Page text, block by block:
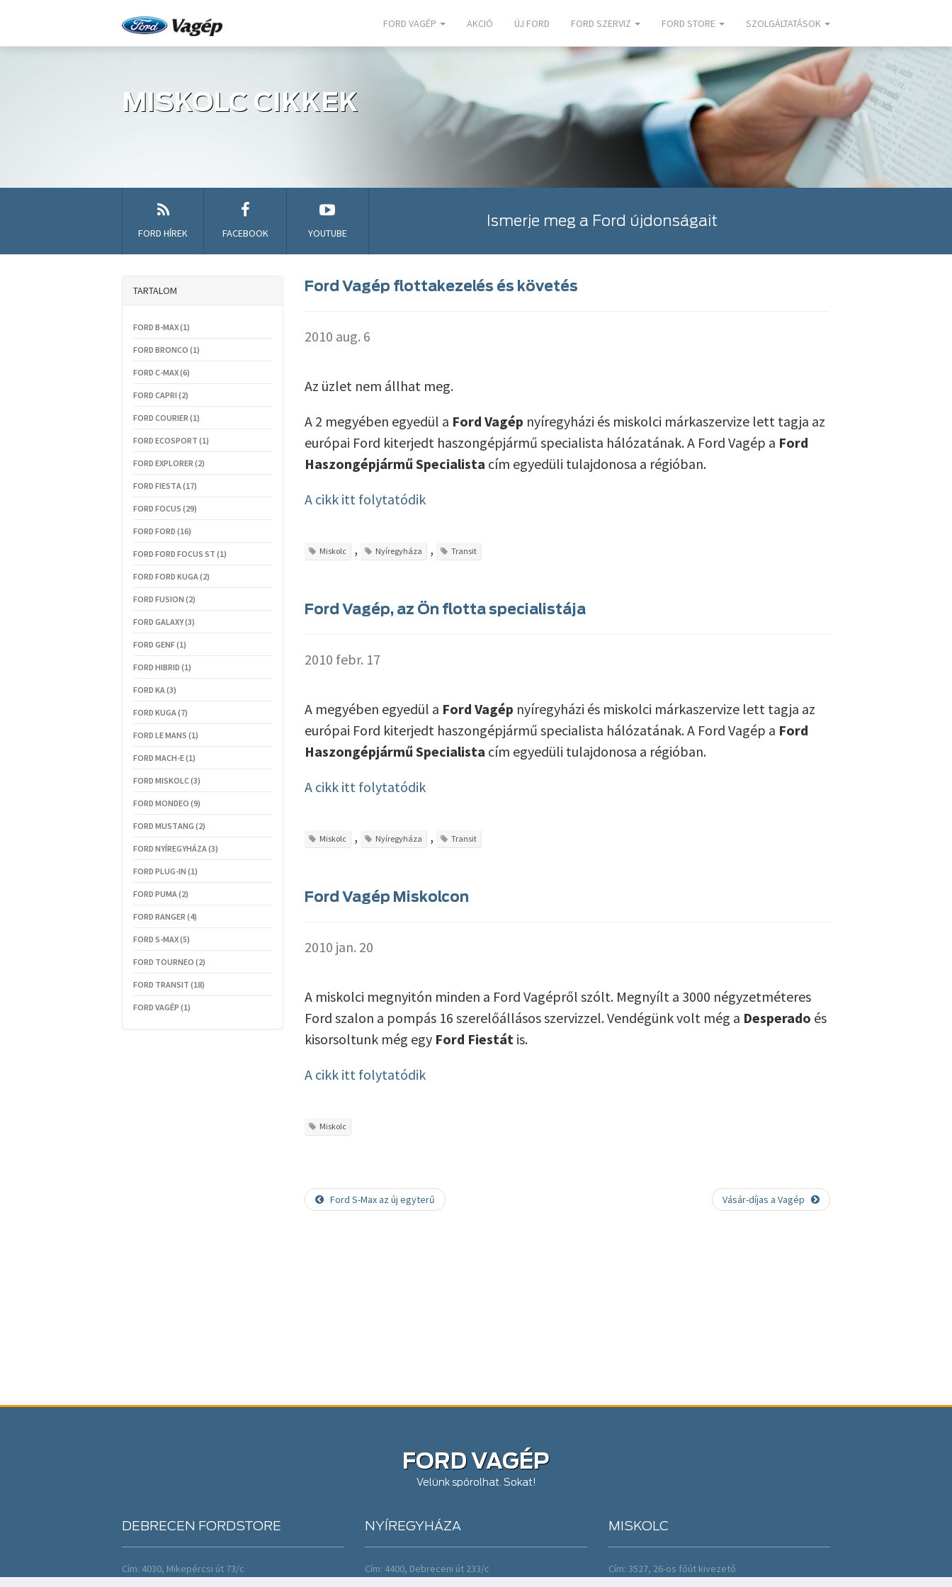
FORD VAGÉP AKCIÓ ÚJ FORD FORD SZERVIZ FORD STORE SZOLGÁLTATÁSOK
MISKOLC CIKKEK
FORD HÍREK FACEBOOK YOUTUBE
Ismerje meg a Ford újdonságait
TARTALOM
FORD B-MAX (1)
FORD BRONCO (1)
FORD C-MAX (6)
FORD CAPRI (2)
FORD COURIER (1)
FORD ECOSPORT (1)
FORD EXPLORER (2)
FORD FIESTA (17)
FORD FOCUS (29)
FORD FORD (16)
FORD FORD FOCUS ST (1)
FORD FORD KUGA (2)
FORD FUSION (2)
FORD GALAXY (3)
FORD GENF (1)
FORD HIBRID (1)
FORD KA (3)
FORD KUGA (7)
FORD LE MANS (1)
FORD MACH-E (1)
FORD MISKOLC (3)
FORD MONDEO (9)
FORD MUSTANG (2)
FORD NYÍREGYHÁZA (3)
FORD PLUG-IN (1)
FORD PUMA (2)
FORD RANGER (4)
FORD S-MAX (5)
FORD TOURNEO (2)
FORD TRANSIT (18)
FORD VAGÉP (1)
Ford Vagép flottakezelés és követés
2010 aug. 6
Az üzlet nem állhat meg.
A 2 megyében egyedül a Ford Vagép nyíregyházi és miskolci márkaszervize lett tagja az
európai Ford kiterjedt haszongépjármű specialista hálózatának. A Ford Vagép a Ford
Haszongépjármű Specialista cím egyedüli tulajdonosa a régióban.
A cikk itt folytatódik
Miskolc , Nyíregyháza , Transit
Ford Vagép, az Ön flotta specialistája
2010 febr. 17
A megyében egyedül a Ford Vagép nyíregyházi és miskolci márkaszervize lett tagja az
európai Ford kiterjedt haszongépjármű specialista hálózatának. A Ford Vagép a Ford
Haszongépjármű Specialista cím egyedüli tulajdonosa a régióban.
A cikk itt folytatódik
Miskolc , Nyíregyháza , Transit
Ford Vagép Miskolcon
2010 jan. 20
A miskolci megnyitón minden a Ford Vagépről szólt. Megnyílt a 3000 négyzetméteres
Ford szalon a pompás 16 szerelőállásos szervizzel. Vendégünk volt még a Desperado és
kisorsoltunk még egy Ford Fiestátis.
A cikk itt folytatódik
Miskolc
Ford S-Max az új egyterű Vásár-díjas a Vagép
FORD VAGÉP
Velünk spórolhat. Sokat!
DEBRECEN FORDSTORE
Cím: 4030, Mikepércsi út 73/c
NYÍREGYHÁZA
Cím: 4400, Debreceni út 233/c
MISKOLC
Cím: 3527, 26-os főút kivezető